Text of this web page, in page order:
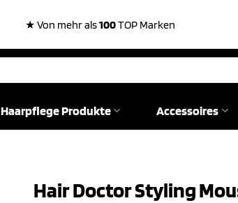
★ Von mehr als100TOP Marken
Haarpflege Produkte Accessoires
Hair Doctor Styling